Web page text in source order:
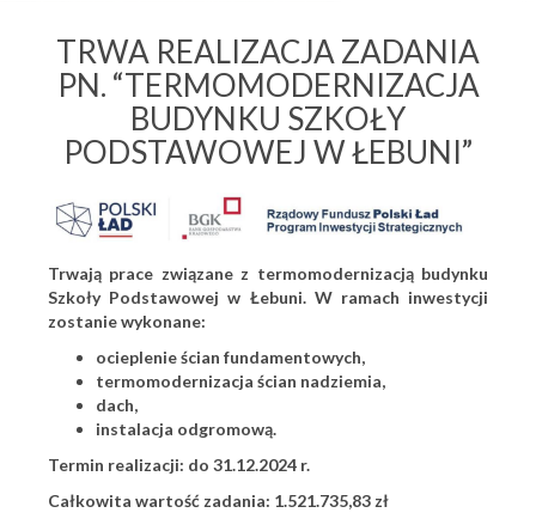
TRWA REALIZACJA ZADANIA
PN. “TERMOMODERNIZACJA
BUDYNKU SZKOŁY
PODSTAWOWEJ W ŁEBUNI”
Trwają prace związane z termomodernizacją budynku
Szkoły Podstawowej w Łebuni. W ramach inwestycji
zostanie wykonane:
ocieplenie ścian fundamentowych,
termomodernizacja ścian nadziemia,
dach,
instalacja odgromową.
Termin realizacji: do 31.12.2024 r.
Całkowita wartość zadania: 1.521.735,83 zł